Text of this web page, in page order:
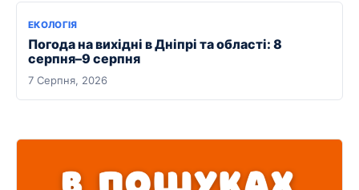
ЕКОЛОГІЯ
Погода на вихідні в Дніпрі та області: 8
серпня–9 серпня
7 Серпня, 2026